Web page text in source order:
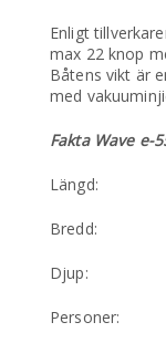
Enligt
max 22 knop
Båtens vikt är
med
Fakta Wave e-
Djup: